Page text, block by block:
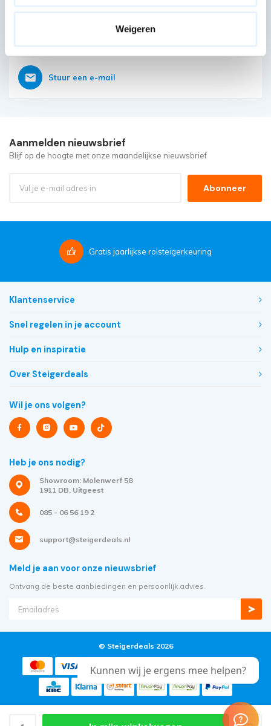
Weigeren
Vraag nu direct een offerte aan
Stuur een e-mail
Aanmelden nieuwsbrief
Blijf op de hoogte met onze maandelijkse nieuwsbrief
Abonneer
Gratis jaarlijkse rolsteigerkeuring
Klantenservice
Snel regelen in je account
Hulp en inspiratie
Over Steigerdeals
Wil je ons volgen?
Heb je ons nodig?
Showroom: Molenwerf 58
1911 DB, Uitgeest
085 - 06 56 19 2
support@steigerdeals.nl
Meld je aan voor onze nieuwsbrief
Ontvang de beste aanbiedingen en persoonlijk advies.
© Steigerdeals 2026
Kunnen wij je ergens mee helpen?